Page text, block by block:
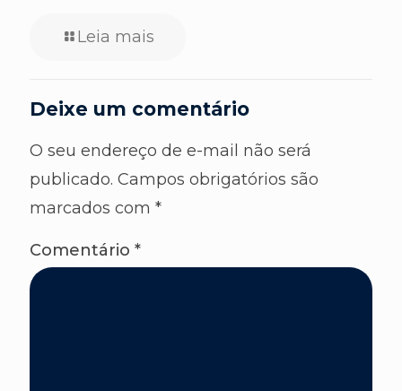
Leia mais
Deixe um comentário
O seu endereço de e-mail não será
publicado. Campos obrigatórios são
marcados com *
Comentário *